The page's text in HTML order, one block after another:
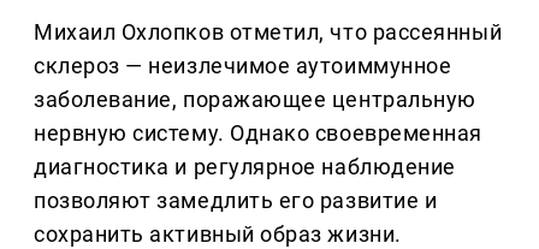
Михаил Охлопков отметил, что рассеянный
склероз — неизлечимое аутоиммунное
заболевание, поражающее центральную
нервную систему. Однако своевременная
диагностика и регулярное наблюдение
позволяют замедлить его развитие и
сохранить активный образ жизни.